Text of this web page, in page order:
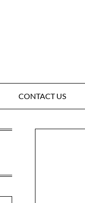
CONTACT US